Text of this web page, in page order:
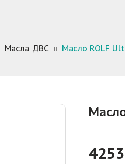
Масла ДВС Масло ROLF
4253